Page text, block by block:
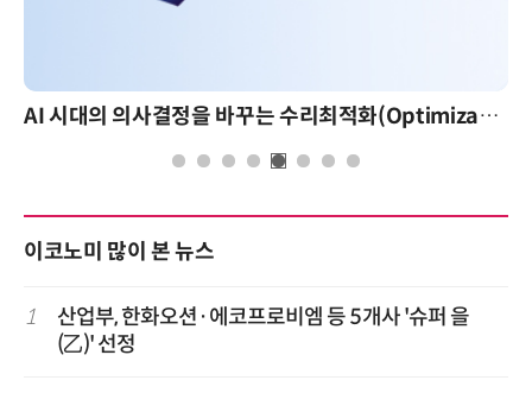
AI 시대의 의사결정을 바꾸는 수리최적화(Optimization): 실제 산업 적용 사례와 활용 전략
이코노미 많이 본 뉴스
1
산업부, 한화오션·에코프로비엠 등 5개사 '슈퍼 을
(乙)' 선정